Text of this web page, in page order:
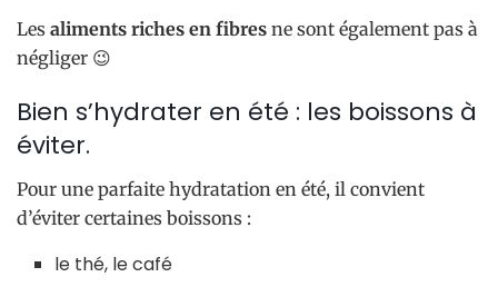
Les aliments riches en fibres ne sont également pas à
négliger 😉
Bien s’hydrater en été : les boissons à
éviter.
Pour une parfaite hydratation en été, il convient
d’éviter certaines boissons :
le thé, le café